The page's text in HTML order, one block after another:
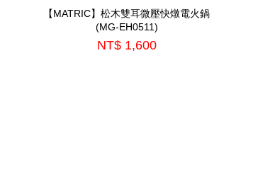
【MATRIC】松木雙耳微壓快燉電火鍋
(MG-EH0511)
NT$ 1,600